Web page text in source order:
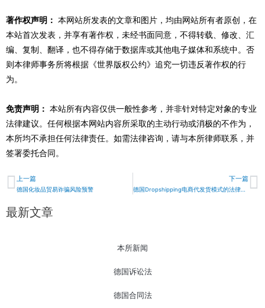
著作权声明： 本网站所发表的文章和图片，均由网站所有者原创，在
本站首次发表，并享有著作权，未经书面同意，不得转载、修改、汇
编、复制、翻译，也不得存储于数据库或其他电子媒体和系统中。否
则本律师事务所将根据《世界版权公约》追究一切违反著作权的行
为。
免责声明： 本站所有内容仅供一般性参考，并非针对特定对象的专业
法律建议。任何根据本网站内容所采取的主动行动或消极的不作为，
本所均不承担任何法律责任。如需法律咨询，请与本所律师联系，并
签署委托合同。
Prev
上一篇
德国化妆品贸易诈骗风险预警
下一篇
德国Dropshipping电商代发货模式的法律风险分析
最新文章
本所新闻
德国诉讼法
德国合同法